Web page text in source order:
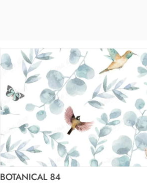
BOTANICAL 84